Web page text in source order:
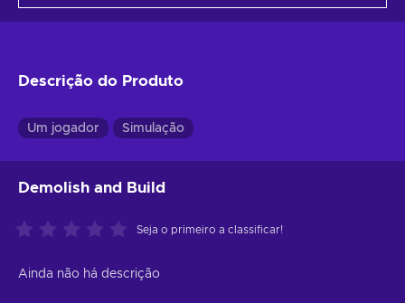
Descrição do Produto
Um jogador Simulação
Demolish and Build
Seja o primeiro a classificar!
Ainda não há descrição